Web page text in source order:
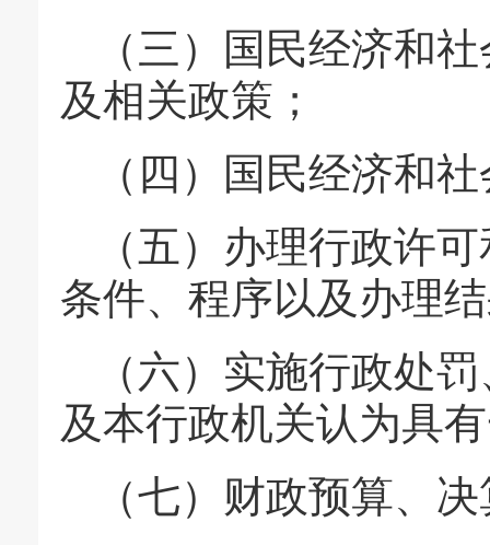
（三）国民经济和
及相关政策；
（四）国民经济和
（五）办理行政许
条件、程序以及办理
（六）实施行政处
及本行政机关认为具
（七）财政预算、